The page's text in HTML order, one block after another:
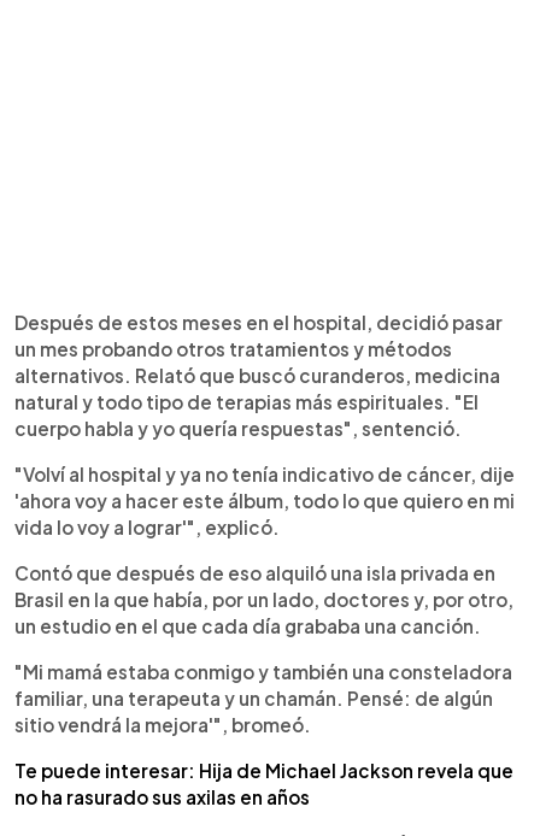
Después de estos meses en el hospital, decidió pasar
un mes probando otros tratamientos y métodos
alternativos. Relató que buscó curanderos, medicina
natural y todo tipo de terapias más espirituales. "El
cuerpo habla y yo quería respuestas", sentenció.
"Volví al hospital y ya no tenía indicativo de cáncer, dije
'ahora voy a hacer este álbum, todo lo que quiero en mi
vida lo voy a lograr'", explicó.
Contó que después de eso alquiló una isla privada en
Brasil en la que había, por un lado, doctores y, por otro,
un estudio en el que cada día grababa una canción.
"Mi mamá estaba conmigo y también una consteladora
familiar, una terapeuta y un chamán. Pensé: de algún
sitio vendrá la mejora'", bromeó.
Te puede interesar: Hija de Michael Jackson revela que
no ha rasurado sus axilas en años